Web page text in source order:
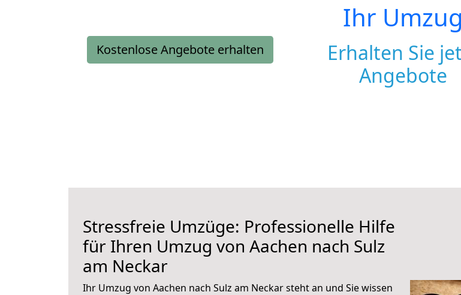
Kostenlose Angebote erhalten
Ihr Umzug
Erhalten Sie
Angebote
Stressfreie Umzüge: Professionelle Hilfe
für Ihren Umzug von Aachen nach Sulz
am Neckar
Ihr Umzug von Aachen nach Sulz am Neckar steht an und Sie wissen